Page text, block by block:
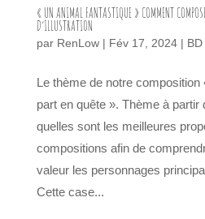
« UN ANIMAL FANTASTIQUE » COMMENT
D’ILLUSTRATION
par RenLow| Fév 17, 2024|
Le thème de notre
part en quête ». Thème à partir
quelles sont les meilleures
compositions afin de
valeur les personnages
Cette case...